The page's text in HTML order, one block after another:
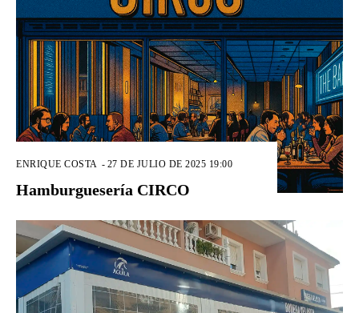
ENRIQUE COSTA - 27 DE JULIO DE 2025 19:00
Hamburguesería CIRCO